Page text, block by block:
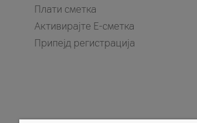
Плати сметка
Активирајте Е-сметка
Припејд регистрација